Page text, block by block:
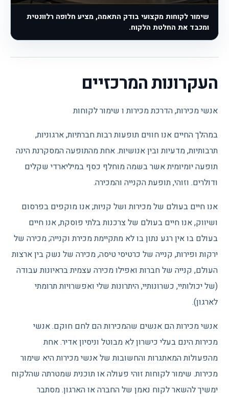
שימור לקוחות מקצועי בודק התאמה, מציע חלופה רלוונטית
ומכבד את החלטת הלקוח.
העקרונות המרכזיים
אנשי מכירות, הדרכת מכירות ו שימור לקוחות
במהלך החיים אנו חווים תופעות רבות חברתיות, ארגוניות,
תרבותיות, מדעיות ובין אנושיות. אחת מהתופעה המסקרנת הינה
תופעה יומיומית אשר בשמה מוחלף כסף במיליארדי שקלים
ודולרים. וזוהי, תופעת הקנייה והמכירה.
אנו חיים בעולם של מכירות ושל קניות; אנו מוקפים בפרסום
ושיווק, אנו חיים בעולם של צרכנות בלתי פוסקת, אנו חיים
בעולם בו אין רגע נתון בו לא מתקיימת מכירת וקנייה; מכירה של
ירקות ופירות, קנייה של כרטיסי טיסה, מכירה של נשק בין ארצות
העולם, קנייה של חברות ואפילו מכירה עצמית בראיונות עבודה
(של יכולותיי, כשרונותיי, היתרונות שלי ואפשרויות תרומתי
לארגון).
אנשי מכירות הם אנשים שהמכירות הם לחם חוקם. אנשי
מכירות הינם בעלי כישרון לא מבוטל וניסיון אדיר. אחת
מהפעולות המאתגרות והחשובות של אנשי מכירות היא שימור
מכירות. שימור לקוחות זוהי פעולה או תוכנית שמטרתה שהלקוח
ימשיך להשאר לקוח נאמן של החברה או הארגון. מסתבר